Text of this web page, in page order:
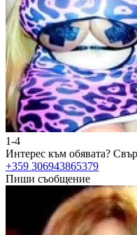
1-4
Интерес към обявата?
+359 306943865379
Пиши съобщение